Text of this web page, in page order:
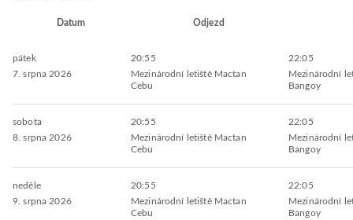
Datum Odjezd
pátek
7. srpna 2026
20:55
Mezinárodní letiště Mactan
Cebu
22:05
Mezinárodní
Bangoy
sobota
8. srpna 2026
20:55
Mezinárodní letiště Mactan
Cebu
22:05
Mezinárodní
Bangoy
neděle
9. srpna 2026
20:55
Mezinárodní letiště Mactan
Cebu
22:05
Mezinárodní
Bangoy